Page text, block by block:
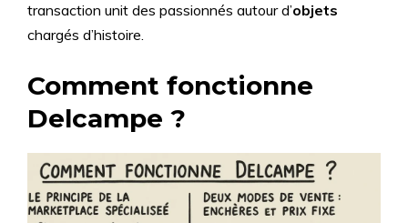
transaction unit des passionnés autour d’objets
chargés d’histoire.
Comment fonctionne
Delcampe ?